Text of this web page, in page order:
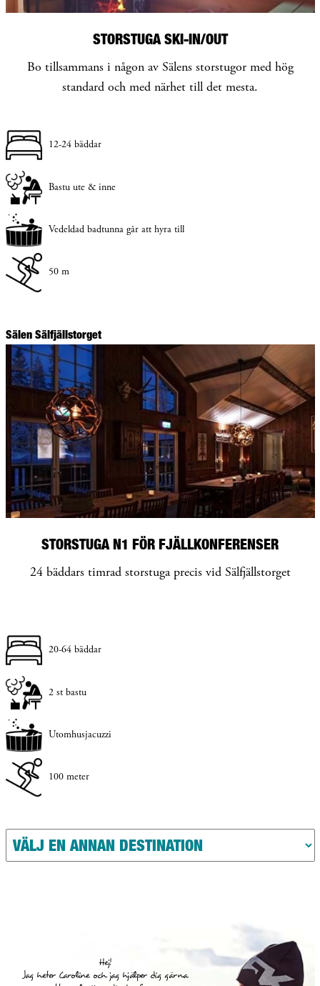
STORSTUGA SKI-IN/OUT
Bo tillsammans i någon av Sälens storstugor med hög
standard och med närhet till det mesta.
12-24 bäddar
Bastu ute & inne
Vedeldad badtunna går att hyra till
50 m
Sälen Sälfjällstorget
STORSTUGA N1 FÖR FJÄLLKONFERENSER
24 bäddars timrad storstuga precis vid Sälfjällstorget
20-64 bäddar
2 st bastu
Utomhusjacuzzi
100 meter
Hej!
Jag heter Caroline och jag hjälper dig gärna